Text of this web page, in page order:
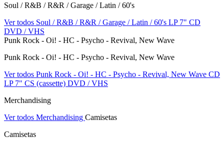
Soul / R&B / R&R / Garage / Latin / 60's
Ver todos Soul / R&B / R&R / Garage / Latin / 60's LP 7" CD
DVD / VHS
Punk Rock - Oi! - HC - Psycho - Revival, New Wave
Punk Rock - Oi! - HC - Psycho - Revival, New Wave
Ver todos Punk Rock - Oi! - HC - Psycho - Revival, New Wave CD
LP 7" CS (cassette) DVD / VHS
Merchandising
Ver todos Merchandising Camisetas
Camisetas